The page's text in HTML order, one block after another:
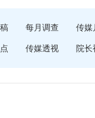
每月调查 传媒
传媒透视 院长